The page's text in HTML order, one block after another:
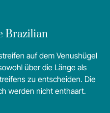
Brazilian
auf dem Venushügel
über die Länge als
zu entscheiden. Die
werden nicht enthaart.